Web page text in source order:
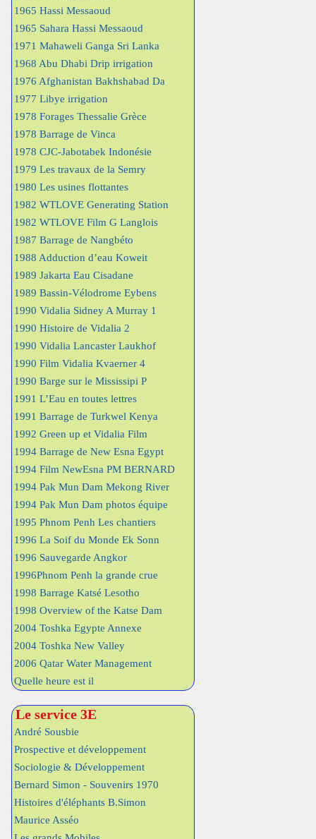
1965 Hassi Messaoud
1965 Sahara Hassi Messaoud
1971 Mahaweli Ganga Sri Lanka
1968 Abu Dhabi Drip irrigation
1976 Afghanistan Bakhshabad Da
1977 Libye irrigation
1978 Forages Thessalie Grèce
1978 Barrage de Vinca
1978 CJC-Jabotabek Indonésie
1979 Les travaux de la Semry
1980 Les usines flottantes
1982 WTLOVE Generating Station
1982 WTLOVE Film G Langlois
1987 Barrage de Nangbéto
1988 Adduction d’eau Koweit
1989 Jakarta Eau Cisadane
1989 Bassin-Vélodrome Eybens
1990 Vidalia Sidney A Murray 1
1990 Histoire de Vidalia 2
1990 Vidalia Lancaster Laukhof
1990 Film Vidalia Kvaerner 4
1990 Barge sur le Mississipi P
1991 L’Eau en toutes lettres
1991 Barrage de Turkwel Kenya
1992 Green up et Vidalia Film
1994 Barrage de New Esna Egypt
1994 Film NewEsna PM BERNARD
1994 Pak Mun Dam Mekong River
1994 Pak Mun Dam photos équipe
1995 Phnom Penh Les chantiers
1996 La Soif du Monde Ek Sonn
1996 Sauvegarde Angkor
1996Phnom Penh la grande crue
1998 Barrage Katsé Lesotho
1998 Overview of the Katse Dam
2004 Toshka Egypte Annexe
2004 Toshka New Valley
2006 Qatar Water Management
Quelle heure est il
Le service 3E
André Sousbie
Prospective et développement
Sociologie & Développement
Bernard Simon - Souvenirs 1970
Histoires d'éléphants B.Simon
Maurice Asséo